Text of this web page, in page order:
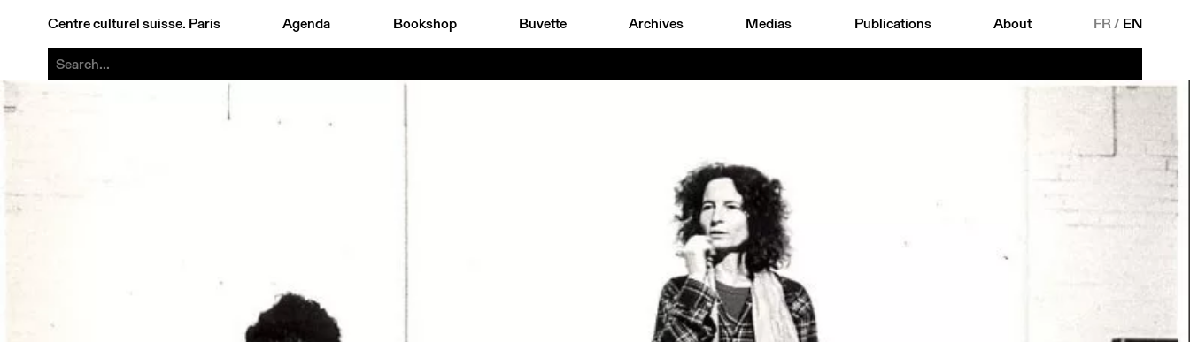
Centre culturel suisse. Paris Agenda Bookshop Buvette Archives Medias Publications About FR/ EN